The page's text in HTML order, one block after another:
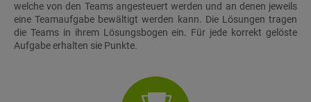
welche von den Teams angesteuert werden und an denen jeweils
eine Teamaufgabe bewältigt werden kann. Die Lösungen tragen
die Teams in ihrem Lösungsbogen ein. Für jede korrekt gelöste
Aufgabe erhalten sie Punkte.